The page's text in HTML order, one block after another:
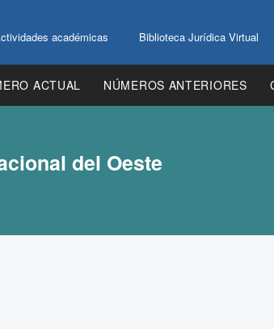
académicas Biblioteca Jurídica Virtual
ACTUAL NÚMEROS ANTERIORES
del Oeste